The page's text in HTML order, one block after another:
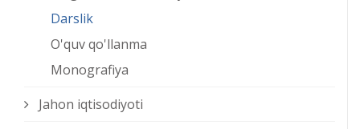
Darslik
O'quv qo'llanma
Monografiya
Jahon iqtisodiyoti